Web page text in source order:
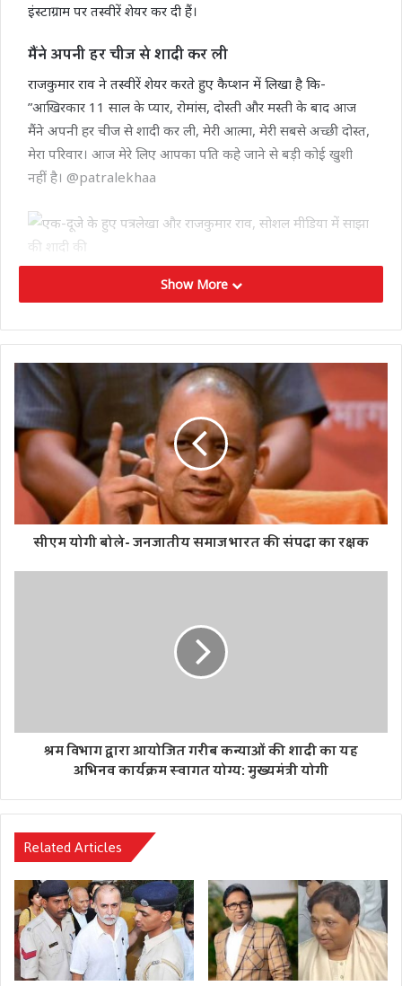
इंस्टाग्राम पर तस्वीरें शेयर कर दी हैं।
मैंने अपनी हर चीज से शादी कर ली
राजकुमार राव ने तस्वीरें शेयर करते हुए कैप्शन में लिखा है कि-
”आखिरकार 11 साल के प्यार, रोमांस, दोस्ती और मस्ती के बाद आज
मैंने अपनी हर चीज से शादी कर ली, मेरी आत्मा, मेरी सबसे अच्छी दोस्त,
मेरा परिवार। आज मेरे लिए आपका पति कहे जाने से बड़ी कोई खुशी
नहीं है। @patralekhaa
मनोहर लाल खट्टर ने दी बधाई
शादी के बाद 15 नवंबर को ही कपल ने रिसेप्शन पार्टी दी। जहां हरियाणा
के मुख्यमंत्री मनोहर लाल खट्टर ने न्यूली मैरिड कपल को बधाई देने पहुंचे।
सीएम खट्टर के साथ राजकुमार राव और पत्रलेखा की वेडिंग रिसेप्शन की
फोटो भी वायरल हो रही है।
सफल वैवाहिक जीवन की शुभकामनाएं
सीएम खट्टर ने राजकुमार राव और पत्रलेखा के साथ इंस्टा पर फोटो शेयर
कर उन्हें वैवाहिक जीवन की ढेर सारी बधाई दी है। कैप्शन में सीएम खट्टर
14 करोड़ टीकाकरण करने वाला यूपी देश का पहला राज्‍य, 17 जिलों में
एक्सप्रेस का फीता, जानें अखिलेश यादव ने क्या कहा
rajkumarrao
Show More
सीएम योगी बोले- जनजातीय समाज भारत की संपदा का रक्षक
श्रम विभाग द्वारा आयोजित गरीब कन्याओं की शादी का यह
अभिनव कार्यक्रम स्वागत योग्य: मुख्यमंत्री योगी
Related Articles